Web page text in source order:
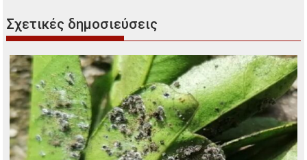
Σχετικές δημοσιεύσεις